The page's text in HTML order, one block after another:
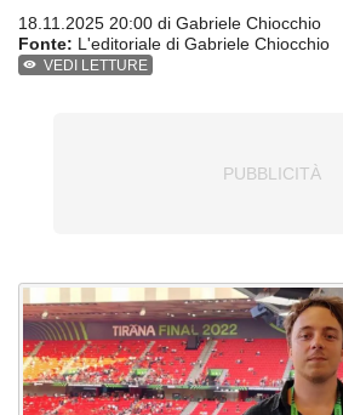
18.11.2025 20:00 di Gabriele Chiocchio
Fonte: L'editoriale di Gabriele Chiocchio
VEDI LETTURE